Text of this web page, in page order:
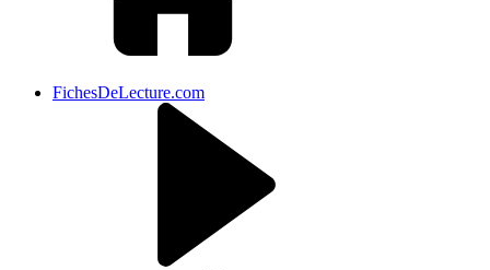
FichesDeLecture.com